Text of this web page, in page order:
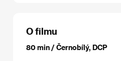
O filmu
80 min / Černobílý, DCP